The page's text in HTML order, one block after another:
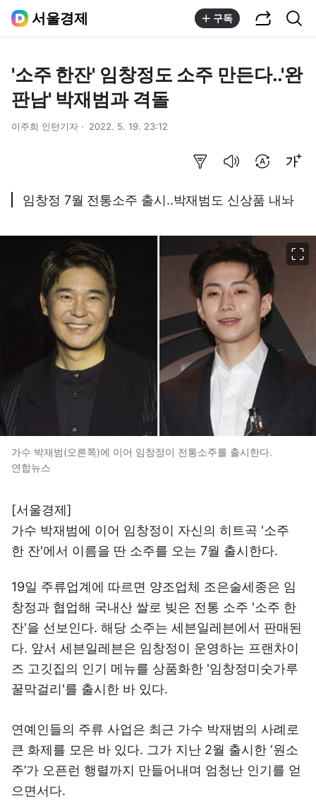
서울경제 구독
'소주 한잔' 임창정도 소주 만든다..'완
판남' 박재범과 격돌
이주희 인턴기자 2022. 5. 19. 23:12
임창정 7월 전통소주 출시..박재범도 신상품 내놔
가수 박재범(오른쪽)에 이어 임창정이 전통소주를 출시한다.
연합뉴스
[서울경제]
가수 박재범에 이어 임창정이 자신의 히트곡 '소주
한 잔'에서 이름을 딴 소주를 오는 7월 출시한다.
19일 주류업계에 따르면 양조업체 조은술세종은 임
창정과 협업해 국내산 쌀로 빚은 전통 소주 '소주 한
잔'을 선보인다. 해당 소주는 세븐일레븐에서 판매된
다. 앞서 세븐일레븐은 임창정이 운영하는 프랜차이
즈 고깃집의 인기 메뉴를 상품화한 '임창정미숫가루
꿀막걸리'를 출시한 바 있다.
연예인들의 주류 사업은 최근 가수 박재범의 사례로
큰 화제를 모은 바 있다. 그가 지난 2월 출시한 ‘원소
주’가 오픈런 행렬까지 만들어내며 엄청난 인기를 얻
으면서다.